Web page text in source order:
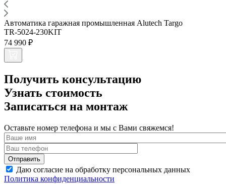
Автоматика гаражная промышленная Alutech Targo
TR-5024-230KIT
74 990 ₽
Получить консультацию
Узнать стоимость
Записаться на монтаж
Оставьте номер телефона и мы с Вами свяжемся!
Даю согласие на обработку персональных данных
Политика конфиденциальности